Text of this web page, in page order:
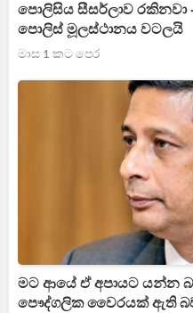
පොලිසිය සීසර්ලාව
පොලිස් මූලස්ථානය වටලයි
මාස 1 කට පෙර
මට ආයේ ඒ අපායට යන්න
පෞද්ගලික වෛරයක් ඇති